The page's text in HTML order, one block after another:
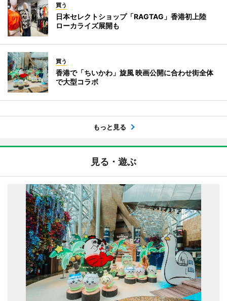
買う
日本セレクトショップ「RAGTAG」香港初上陸
ローカライズ展開も
買う
香港で「ちいかわ」旋風 映画公開に合わせ街全体
で大型コラボ
もっと見る
見る・遊ぶ